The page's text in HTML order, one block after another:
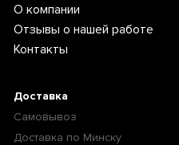
О компании
Отзывы о нашей работе
Контакты
Доставка
Самовывоз
Доставка по Минску